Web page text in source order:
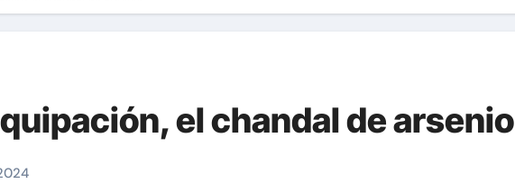
el chandal de arsenio